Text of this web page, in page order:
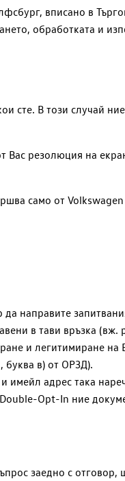
вписано в
обработката и
сте. В този случай
Вас резолюция на
само от Volkswagen
направите
в тави връзка (вж.
и легитимиране на
буква в) от ОРЗД).
имейл адрес така
Opt-In ние
заедно с